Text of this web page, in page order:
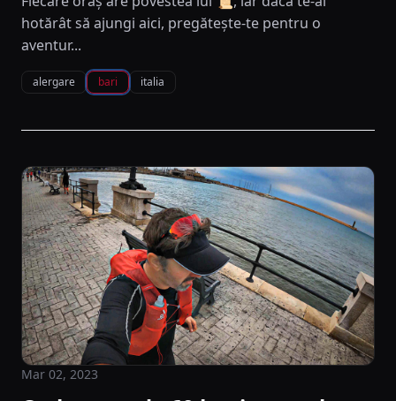
hotărât să ajungi aici, pregătește-te pentru o
aventur...
alergare bari italia
Mar 02, 2023